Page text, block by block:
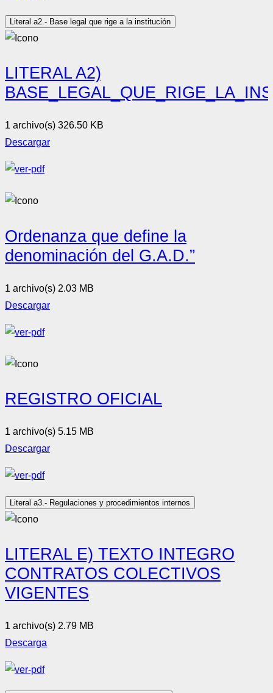
Literal a2.- Base legal que rige a la institución
LITERAL A2)
1 archivo(s) 326.50 KB
Descargar
Ordenanza que define la
denominación del G.A.D.”
1 archivo(s) 2.03 MB
Descargar
REGISTRO OFICIAL
1 archivo(s) 5.15 MB
Descargar
Literal a3.- Regulaciones y procedimientos internos
LITERAL E) TEXTO INTEGRO
CONTRATOS COLECTIVOS
VIGENTES
1 archivo(s) 2.79 MB
Descarga